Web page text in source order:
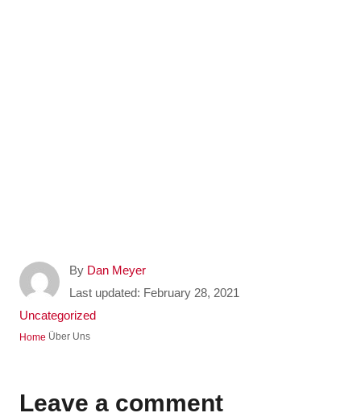
By A
u
o
Dan Meyer
P
o
o
Last updated: February 28, 2021
C
a
o
Uncategorized
Home Über Uns
Leave a comment